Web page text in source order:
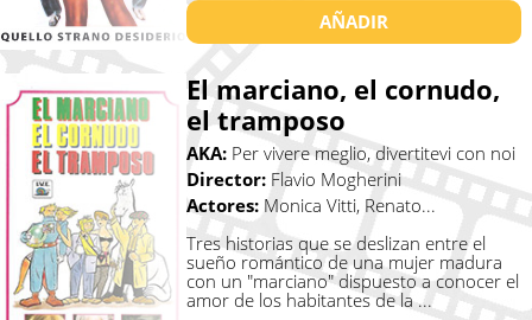
AÑADIR
El marciano, el cornudo,
el tramposo
AKA: Per vivere meglio, divertitevi con noi
Director: Flavio Mogherini
Actores: Monica Vitti, Renato...
Tres historias que se deslizan entre el
sueño romántico de una mujer madura
con un "marciano" dispuesto a conocer el
amor de los habitantes de la ...